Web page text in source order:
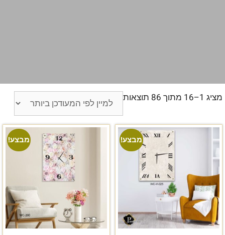
מציג 1–16 מתוך 86 תוצאות
מבצע! מבצע!